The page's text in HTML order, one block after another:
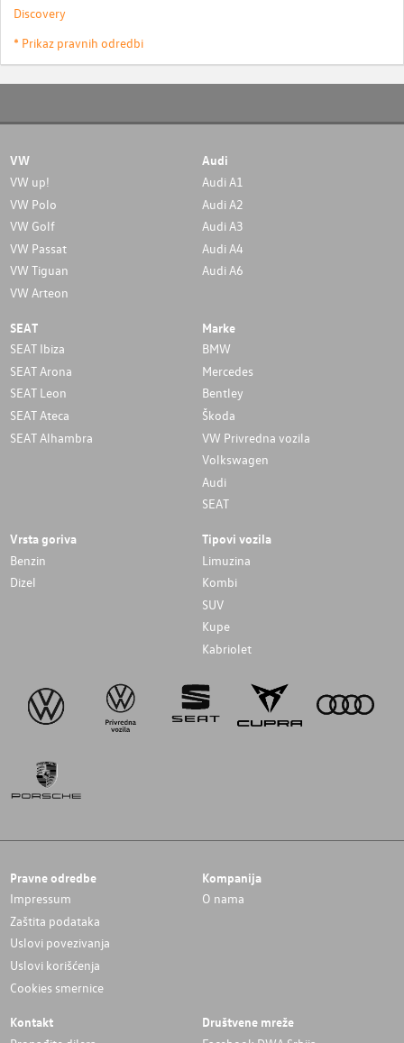
Discovery
* Prikaz pravnih odredbi
VW
VW up!
VW Polo
VW Golf
VW Passat
VW Tiguan
VW Arteon
Audi
Audi A1
Audi A2
Audi A3
Audi A4
Audi A6
SEAT
SEAT Ibiza
SEAT Arona
SEAT Leon
SEAT Ateca
SEAT Alhambra
Marke
BMW
Mercedes
Bentley
Škoda
VW Privredna vozila
Volkswagen
Audi
SEAT
Vrsta goriva
Benzin
Dizel
Tipovi vozila
Limuzina
Kombi
SUV
Kupe
Kabriolet
Pravne odredbe
Impressum
Zaštita podataka
Uslovi povezivanja
Uslovi korišćenja
Cookies smernice
Kompanija
O nama
Kontakt Društvene mreže